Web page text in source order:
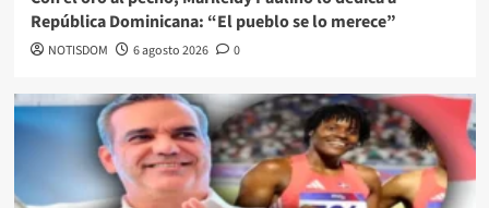
República Dominicana: “El pueblo se lo merece”
NOTISDOM 6 agosto 2026 0